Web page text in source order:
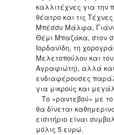
καλλιτέχνες για την
θέατρο και τις
Μπέσσυ Μάλφα,
Θέμι Μπαζάκα, στον
Ιορδανίδη, τη
Μελετοπούλου και
Αγραφιώτη), αλλά
ενδιαφέρουσες
για μικρούς και
Το «ραντεβού» με
θα δίνεται
εισιτήριο είναι
μόλις 5 ευρώ.